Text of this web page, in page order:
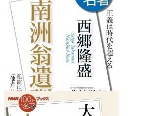
『ソラリス』
を読みたくなるフレーズ